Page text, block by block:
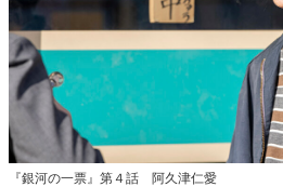
『銀河の一票』第４話 阿久津仁愛